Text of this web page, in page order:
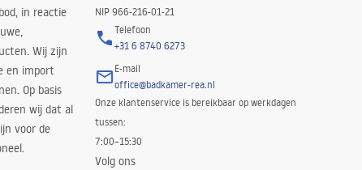
in reactie
Wij zijn
en import
Op basis
wij dat al
voor de
NIP 966-216-01-21
Telefoon
+31 6 8740 6273
E-mail
office@badkamer-rea.nl
Onze klantenservice is bereikbaar op werkdagen
tussen:
7:00–15:30
Volg ons